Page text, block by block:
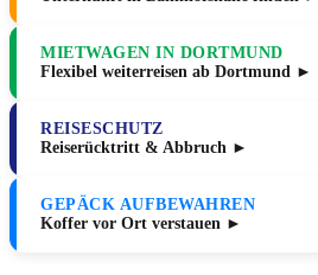
MIETWAGEN IN DORTMUND
Flexibel weiterreisen ab Dortmund ►
REISESCHUTZ
Reiserücktritt & Abbruch ►
GEPÄCK AUFBEWAHREN
Koffer vor Ort verstauen ►